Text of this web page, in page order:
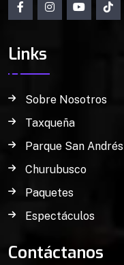
Links
Sobre Nosotros
Taxqueña
Parque San Andrés
Churubusco
Paquetes
Espectáculos
Contáctanos